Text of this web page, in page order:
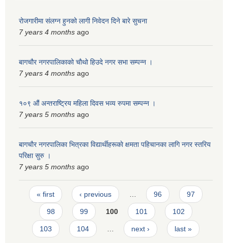
रोजगारीमा संलग्न हुनको लागी निवेदन दिने बारे सुचना
7 years 4 months ago
बागचौर नगरपालिकाको चौथो हिउदे नगर सभा सम्पन्न ।
7 years 4 months ago
१०९ औं अन्तराष्ट्रिय महिला दिवस भव्य रुपमा सम्पन्न ।
7 years 5 months ago
बागचाैर नगरपालिका भित्रका विद्यार्थीहरूकाे क्षमता पहिचानका लागि नगर स्तरिय
परिक्षा सुरु ।
7 years 5 months ago
Pages
« first ‹ previous … 96 97
98 99 100 101 102
103 104 … next › last »